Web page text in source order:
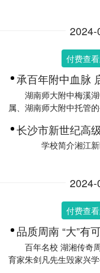
2024-
付费查
承百年附中血脉
湖南师大附中梅溪
属、湖南师大附中托管
长沙市新世纪高
学校简介湘江新
2024-
付费查
品质周南 “大”有
百年名校 湖湘传奇
育家朱剑凡先生毁家兴学